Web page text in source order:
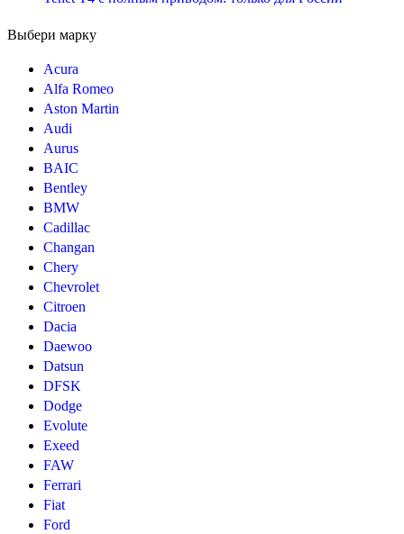
Выбери марку
Acura
Alfa Romeo
Aston Martin
Audi
Aurus
BAIC
Bentley
BMW
Cadillac
Changan
Chery
Chevrolet
Citroen
Dacia
Daewoo
Datsun
DFSK
Dodge
Evolute
Exeed
FAW
Ferrari
Fiat
Ford